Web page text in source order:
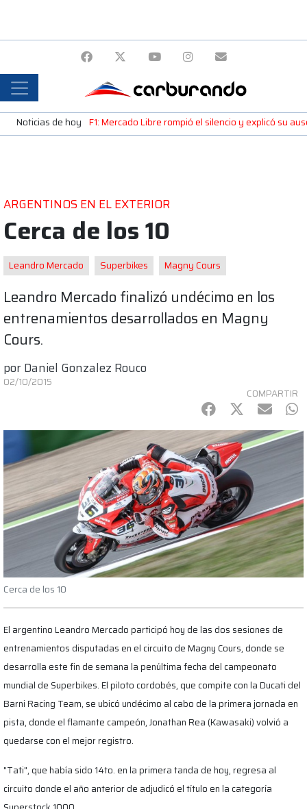
Noticias de hoy F1: Mercado Libre rompió el silencio y explicó su
ARGENTINOS EN EL EXTERIOR
Cerca de los 10
Leandro Mercado Superbikes Magny Cours
Leandro Mercado finalizó undécimo en los
entrenamientos desarrollados en Magny
Cours.
por Daniel Gonzalez Rouco
02/10/2015
COMPARTIR
Facebook
Twitter
mail
Cerca de los 10
El argentino Leandro Mercado participó hoy de las dos sesiones de
entrenamientos disputadas en el circuito de Magny Cours, donde se
desarrolla este fin de semana la penúltima fecha del campeonato
mundial de Superbikes. El piloto cordobés, que compite con la Ducati del
Barni Racing Team, se ubicó undécimo al cabo de la primera jornada en
pista, donde el flamante campeón, Jonathan Rea (Kawasaki) volvió a
quedarse con el mejor registro.
"Tati", que había sido 14to. en la primera tanda de hoy, regresa al
circuito donde el año anterior de adjudicó el título en la categoría